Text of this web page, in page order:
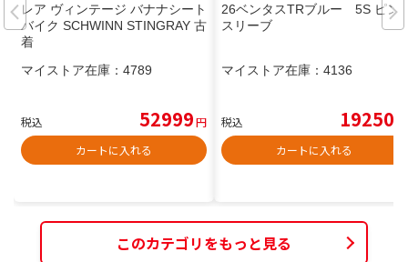
レア ヴィンテージ バナナシート
バイク SCHWINN STINGRAY 古
着
マイストア在庫： 4789
税込 52999円
カートに入れる
26ベンタスTRブルー 5S ピン
スリーブ
マイストア在庫： 4136
税込 19250
カートに入れる
このカテゴリをもっと見る